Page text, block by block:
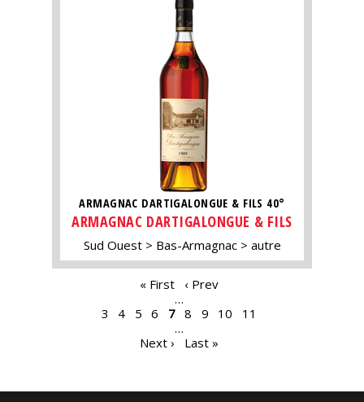
ARMAGNAC DARTIGALONGUE & FILS 40°
ARMAGNAC DARTIGALONGUE & FILS
Sud Ouest Bas-Armagnac autre
« First
‹ Prev
…
3
4 5 6 7 8 9 10
11
…
Next ›
Last »